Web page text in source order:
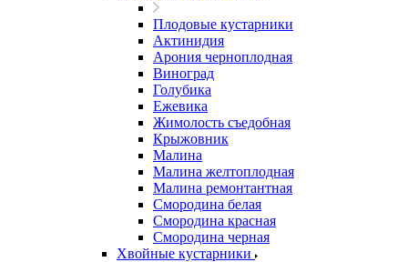
Плодовые кустарники
Актинидия
Арония черноплодная
Виноград
Голубика
Ежевика
Жимолость съедобная
Крыжовник
Малина
Малина желтоплодная
Малина ремонтантная
Смородина белая
Смородина красная
Смородина черная
Хвойные кустарники